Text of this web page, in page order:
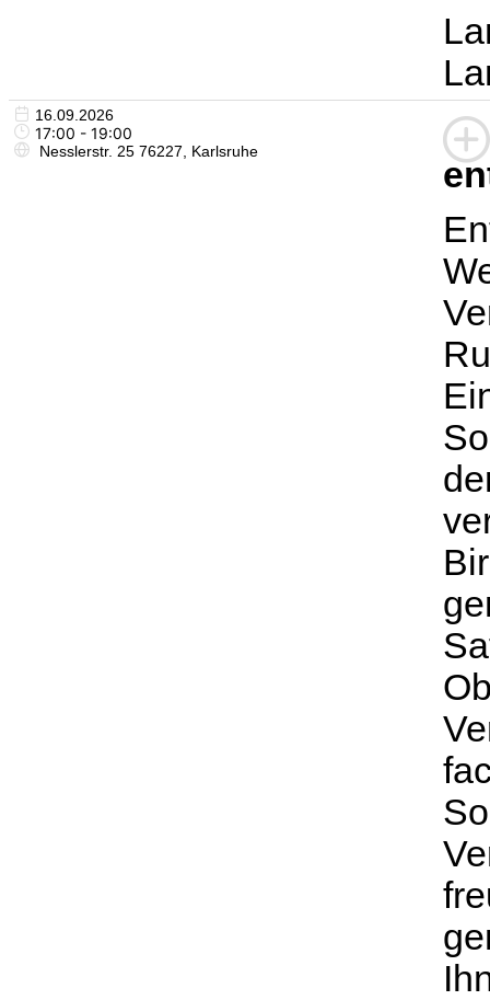
16.09.2026
17:00 - 19:00
Nesslerstr. 25 76227, Karlsruhe